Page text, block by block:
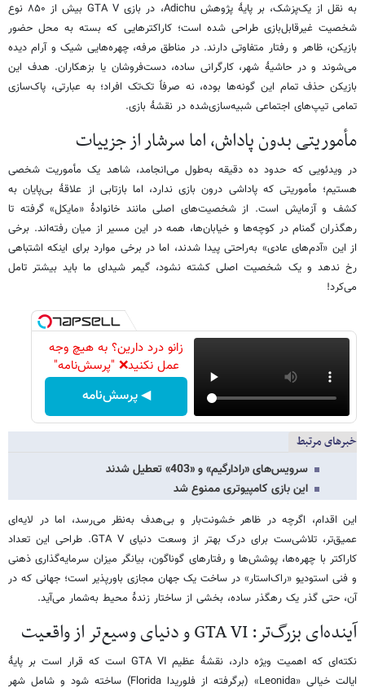
به نقل از یک‌پزشک، بر پایهٔ پژوهش Adichu، در بازی GTA V بیش از ۸۵۰ نوع
شخصیت غیرقابل‌بازی طراحی شده‌ است؛ کاراکترهایی که بسته به محل حضور
بازیکن، ظاهر و رفتار متفاوتی دارند. در مناطق مرفه، چهره‌هایی شیک و آرام دیده
می‌شوند و در حاشیهٔ شهر، کارگرانی ساده، دست‌فروشان یا بزهکاران. هدف این
بازیکن حذف تمام این گونه‌ها بوده، نه صرفاً تک‌تک افراد؛ به عبارتی، پاک‌سازی
تمامی تیپ‌های اجتماعی شبیه‌سازی‌شده در نقشهٔ بازی.
مأموریتی بدون پاداش، اما سرشار از جزییات
در ویدئویی که حدود ده دقیقه به‌طول می‌انجامد، شاهد یک مأموریت شخصی
هستیم؛ مأموریتی که پاداشی درون بازی ندارد، اما بازتابی از علاقهٔ بی‌پایان به
کشف و آزمایش است. از شخصیت‌های اصلی مانند خانوادهٔ «مایکل» گرفته تا
رهگذران گمنام در کوچه‌ها و خیابان‌ها، همه در این مسیر از میان رفته‌اند. برخی
از این «آدم‌های عادی» به‌راحتی پیدا شدند، اما در برخی موارد برای اینکه اشتباهی
رخ ندهد و یک شخصیت اصلی کشته نشود، گیمر شیدای ما باید بیشتر تامل
می‌کرد!
زانو درد دارین؟ به هیچ وجه
عمل نکنید❌ "پرسش‌نامه"
◀ پرسش‌نامه
خبرهای مرتبط
سرویس‌های «رادارگیم» و «403» تعطیل شدند
این بازی کامپیوتری ممنوع شد
این اقدام، اگرچه در ظاهر خشونت‌بار و بی‌هدف به‌نظر می‌رسد، اما در لایه‌ای
عمیق‌تر، تلاشی‌ست برای درک بهتر از وسعت دنیای GTA V. طراحی این تعداد
کاراکتر با چهره‌ها، پوشش‌ها و رفتارهای گوناگون، بیانگر میزان سرمایه‌گذاری ذهنی
و فنی استودیو «راک‌استار» در ساخت یک جهان مجازی باورپذیر است؛ جهانی که در
آن، حتی گذر یک رهگذر ساده، بخشی از ساختار زندهٔ محیط به‌شمار می‌آید.
آینده‌ای بزرگ‌تر: GTA VI و دنیای وسیع‌تر از واقعیت
نکته‌ای که اهمیت ویژه دارد، نقشهٔ عظیم GTA VI است که قرار است بر پایهٔ
ایالت خیالی «Leonida» (برگرفته از فلوریدا Florida) ساخته شود و شامل شهر